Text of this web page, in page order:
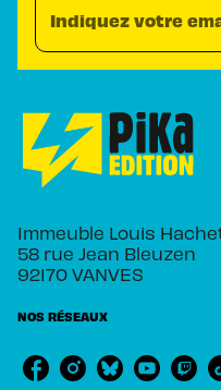
Indiquez votre
Immeuble Louis
58 rue Jean Bleuzen
92170 VANVES
NOS RÉSEAUX